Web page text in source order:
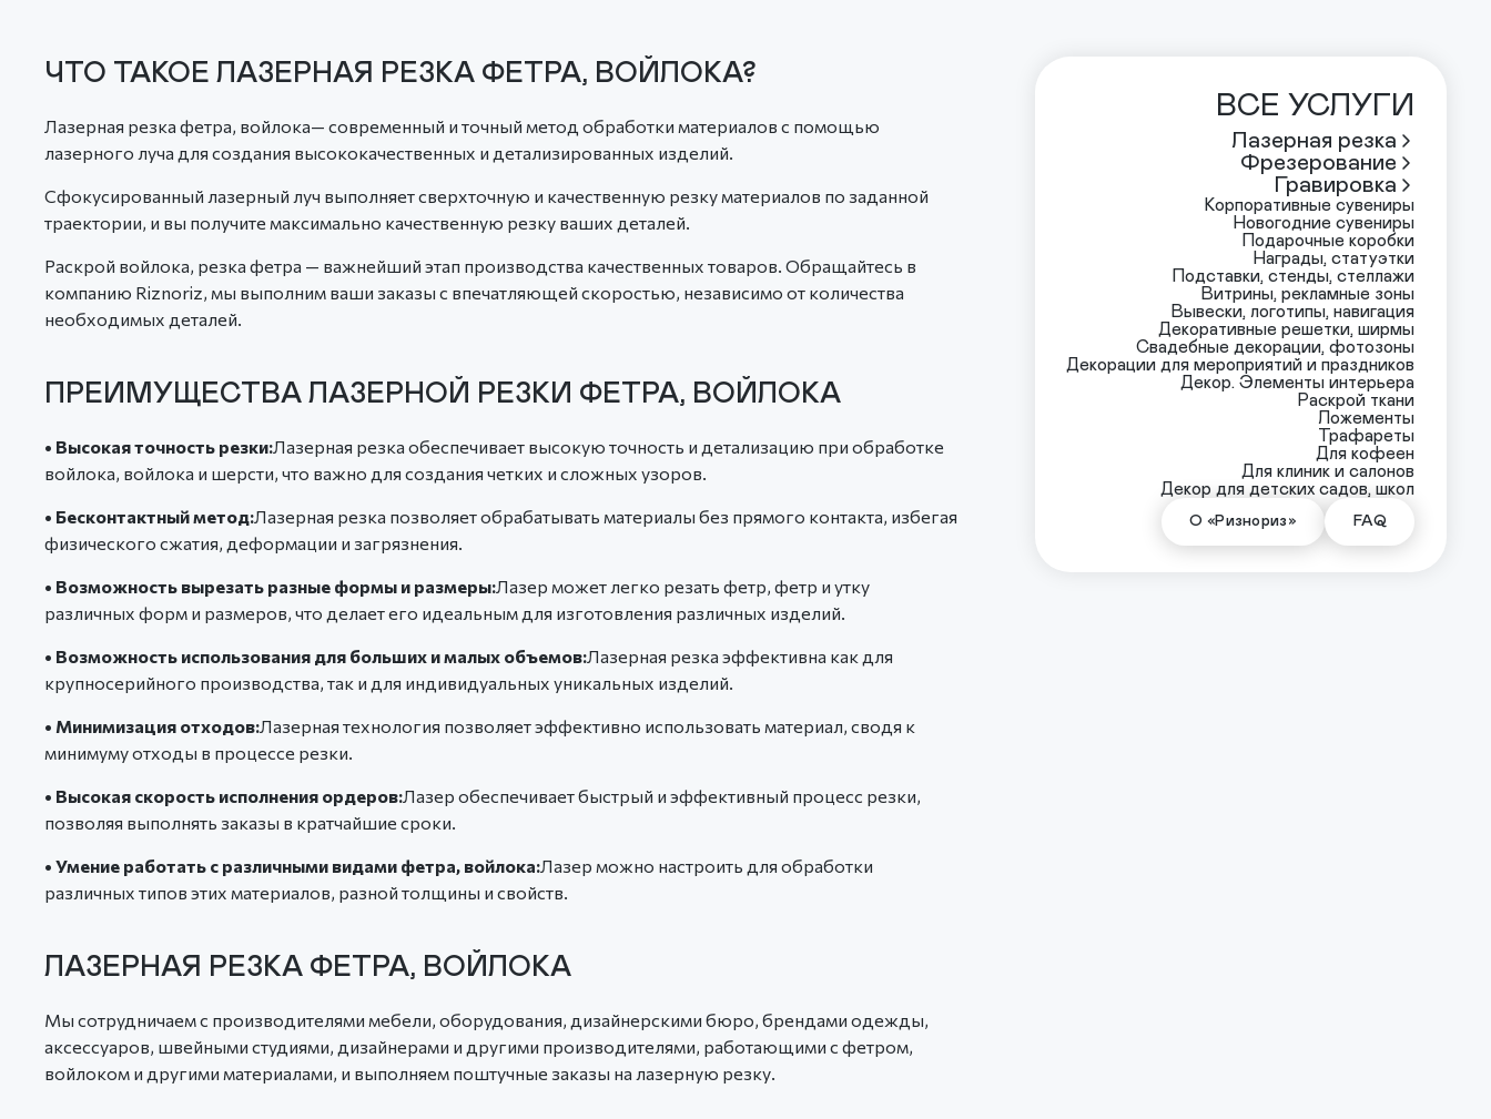
ЧТО ТАКОЕ ЛАЗЕРНАЯ РЕЗКА ФЕТРА, ВОЙЛОКА?
Лазерная резка фетра, войлока— современный и точный метод обработки материалов с помощью
лазерного луча для создания высококачественных и детализированных изделий.
Сфокусированный лазерный луч выполняет сверхточную и качественную резку материалов по заданной
траектории, и вы получите максимально качественную резку ваших деталей.
Раскрой войлока, резка фетра — важнейший этап производства качественных товаров. Обращайтесь в
компанию Riznoriz, мы выполним ваши заказы с впечатляющей скоростью, независимо от количества
необходимых деталей.
ПРЕИМУЩЕСТВА ЛАЗЕРНОЙ РЕЗКИ ФЕТРА, ВОЙЛОКА
• Высокая точность резки:Лазерная резка обеспечивает высокую точность и детализацию при обработке
войлока, войлока и шерсти, что важно для создания четких и сложных узоров.
• Бесконтактный метод:Лазерная резка позволяет обрабатывать материалы без прямого контакта, избегая
физического сжатия, деформации и загрязнения.
• Возможность вырезать разные формы и размеры:Лазер может легко резать фетр, фетр и утку
различных форм и размеров, что делает его идеальным для изготовления различных изделий.
• Возможность использования для больших и малых объемов:Лазерная резка эффективна как для
крупносерийного производства, так и для индивидуальных уникальных изделий.
• Минимизация отходов:Лазерная технология позволяет эффективно использовать материал, сводя к
минимуму отходы в процессе резки.
• Высокая скорость исполнения ордеров:Лазер обеспечивает быстрый и эффективный процесс резки,
позволяя выполнять заказы в кратчайшие сроки.
• Умение работать с различными видами фетра, войлока:Лазер можно настроить для обработки
различных типов этих материалов, разной толщины и свойств.
ЛАЗЕРНАЯ РЕЗКА ФЕТРА, ВОЙЛОКА
Мы сотрудничаем с производителями мебели, оборудования, дизайнерскими бюро, брендами одежды,
аксессуаров, швейными студиями, дизайнерами и другими производителями, работающими с фетром,
войлоком и другими материалами, и выполняем поштучные заказы на лазерную резку.
ВСЕ УСЛУГИ
Лазерная резка
Фрезерование
Гравировка
Корпоративные сувениры
Новогодние сувениры
Подарочные коробки
Награды, статуэтки
Подставки, стенды, стеллажи
Витрины, рекламные зоны
Вывески, логотипы, навигация
Декоративные решетки, ширмы
Свадебные декорации, фотозоны
Декорации для мероприятий и праздников
Декор. Элементы интерьера
Раскрой ткани
Ложементы
Трафареты
Для кофеен
Для клиник и салонов
Декор для детских садов, школ
О «Ризнориз» FAQ